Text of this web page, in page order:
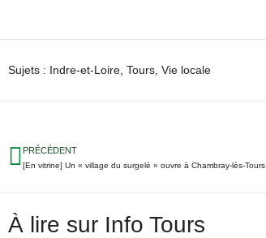
Sujets : Indre-et-Loire Tours Vie locale
PRÉCÉDENT
[En vitrine] Un « village du surgelé » ouvre à Chambray-lès-Tours
À lire sur Info Tours